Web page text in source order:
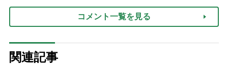
コメント一覧を見る
関連記事